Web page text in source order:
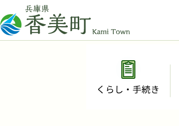
くらし・手続き